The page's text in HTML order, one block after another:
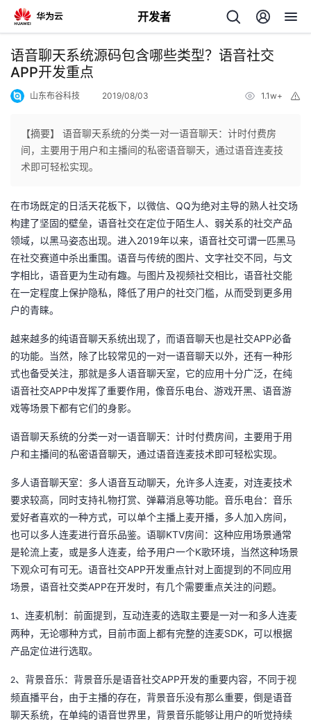
开发者
返
回
个
人
主
页
我
的
开
发
者
我
的
博
我
的
坛
我
圈
子
的
直
播
我
的
活
我
的
注
我
开
发
者
的
Programs
我
的
支
语音聊天系统源码包含哪些类型？语音社交
APP开发重点
山东布谷科技 2019/08/03 1.1w+
【摘要】 语音聊天系统的分类一对一语音聊天：计时付费房
间，主要用于用户和主播间的私密语音聊天，通过语音连麦技
术即可轻松实现。
在市场既定的日活天花板下，以微信、 QQ为绝对主导的熟人社交场
构建了坚固的壁垒，语音社交在定位于陌生人、弱关系的社交产品
领域，以黑马姿态出现。进入2019年以来，语音社交可谓一匹黑马
在社交赛道中杀出重围。语音与传统的图片、文字社交不同，与文
字相比，语音更为生动有趣。与图片及视频社交相比，语音社交能
在一定程度上保护隐私，降低了用户的社交门槛，从而受到更多用
户的青睐。
越来越多的纯语音聊天系统出现了，而语音聊天也是社交APP必备
的功能。当然，除了比较常见的一对一语音聊天以外，还有一种形
式也备受关注，那就是多人语音聊天室，它的应用十分广泛，在纯
语音社交APP中发挥了重要作用，像音乐电台、游戏开黑、语音游
戏等场景下都有它们的身影。
语音聊天系统的分类一对一语音聊天：计时付费房间，主要用于用
户和主播间的私密语音聊天，通过语音连麦技术即可轻松实现。
多人语音聊天室：多人语音互动聊天，允许多人连麦，对连麦技术
要求较高，同时支持礼物打赏、弹幕消息等功能。音乐电台：音乐
爱好者喜欢的一种方式，可以单个主播上麦开播，多人加入房间，
也可以多人连麦进行音乐品鉴。语聊KTV房间：这种应用场景通常
是轮流上麦，或是多人连麦，给予用户一个K歌环境，当然这种场景
下观众可有可无。语音社交APP开发重点针对上面提到的不同应用
场景，语音社交类APP在开发时，有几个需要重点关注的问题。
1、连麦机制：前面提到，互动连麦的选取主要是一对一和多人连麦
两种，无论哪种方式，目前市面上都有完整的连麦SDK，可以根据
产品定位进行选取。
2、背景音乐：背景音乐是语音社交APP开发的重要内容，不同于视
频直播平台，由于主播的存在，背景音乐没有那么重要，倒是语音
聊天系统，在单纯的语音世界里，背景音乐能够让用户的听觉持续